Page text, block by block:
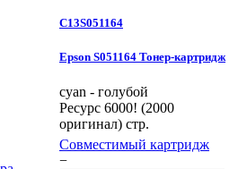
C13S051164
Epson S051164 Тонер-картридж
cyan - голубой
Ресурс 6000! (2000
оригинал) стр.
Совместимый картридж
−